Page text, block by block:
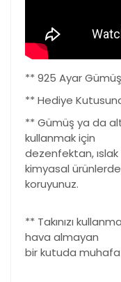
** 925 Ayar Gümüş
** Hediye
** Gümüş ya da
kullanmak için
dezenfektan,
kimyasal
koruyunuz.
** Takınızı
hava almayan
bir kutuda